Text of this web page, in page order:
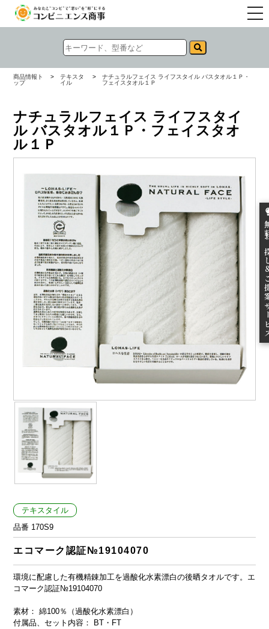
無
ご
商品情報ト
ップ
>
テキスタ
イル
>
ナチュラルフェイス ライフスタイル バスタオル１Ｐ・
フェイスタオル１Ｐ
ナチュラルフェイス ライフスタイ
ル バスタオル１Ｐ・フェイスタオ
ル１Ｐ
テキスタイル
品番 170S9
エコマーク認証№19104070
環境に配慮した有機精錬加工を過酸化水素漂白の後晒タオルです。エ
コマーク認証№19104070
素材： 綿100％（過酸化水素漂白）
付属品、セット内容： BT・FT